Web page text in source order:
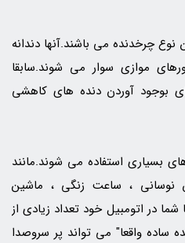
چرخدنده می باشند.آنها دندانه
موازی سوار می شوند.سابقا
بوجود آوردن دنده های کاهشی
بسیاری استفاده می شوند.مانند
نوسانی ، ساعت زنگی ، ماشین
در اتومبیل خود تعداد زیادی از
ساده واقعا" می تواند پر سروصدا